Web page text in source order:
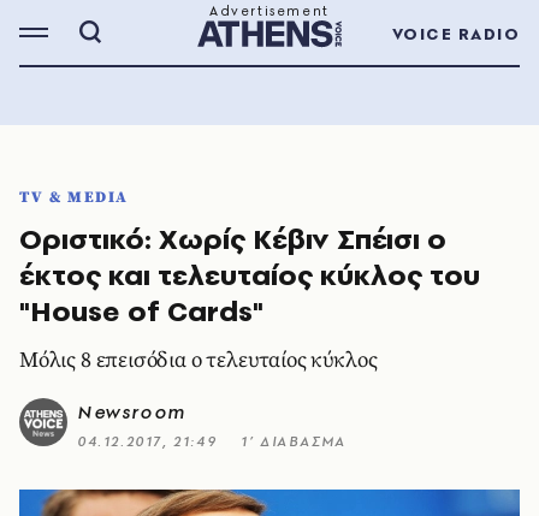
VOICE RADIO
TV & MEDIA
Οριστικό: Χωρίς Κέβιν Σπέισι ο
έκτος και τελευταίος κύκλος του
"House of Cards"
Μόλις 8 επεισόδια ο τελευταίος κύκλος
Newsroom
04.12.2017, 21:49 1’ ΔΙΑΒΑΣΜΑ